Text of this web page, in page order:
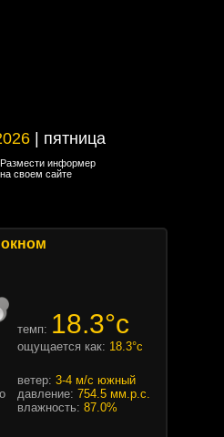
| пятница
| пятница
Размести информер
на своем сайте
окном
темп: 18.3°c
ощущается как: 18.3°c
ветер: 3-4 м/с южный
давление: 754.5 мм.р.с.
влажность: 87.0%